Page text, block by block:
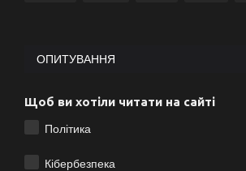
ОПИТУВАННЯ
Щоб ви хотіли читати на сайті
Політика
Кібербезпека